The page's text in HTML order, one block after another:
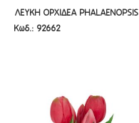
ΛΕΥΚΗ ΟΡΧΙΔΕΑ PHALAENOPSIS
ΣΕ ΕΚΡΟΥ ΚΕΡΑΜΙΚΟ ΚΑΣΠΩ
ΛΕΥΚΗ ΟΡΧΙΔΕΑ PHALAENOPSIS
ΣΕ ΕΚΡΟΥ ΚΕΡΑΜΙΚΟ ΚΑΣΠΩ
Κωδ.: 92662